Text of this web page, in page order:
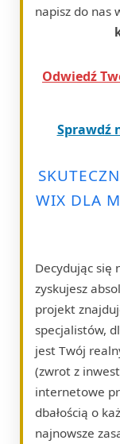
napisz do nas
Odwiedź
Sprawdź
WIX DLA
Decydując się
zyskujesz
projekt
specjalistów,
jest Twój
(zwrot z
internetowe
dbałością o
najnowsze